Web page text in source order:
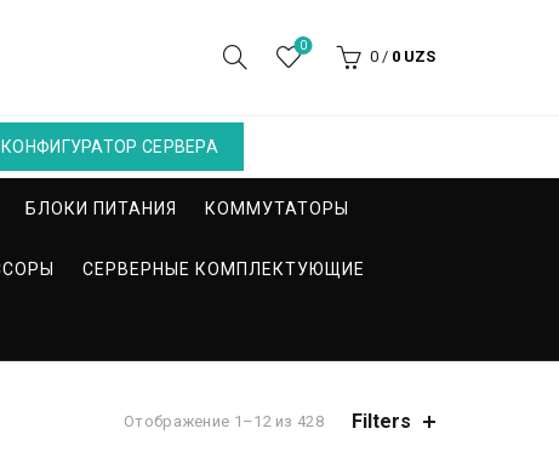
0
0 / 0 UZS
КОНФИГУРАТОР СЕРВЕРА
БЛОКИ ПИТАНИЯ КОММУТАТОРЫ
СЕРВЕРНЫЕ КОМПЛЕКТУЮЩИЕ
Отображение 1–12 из 428 Filters